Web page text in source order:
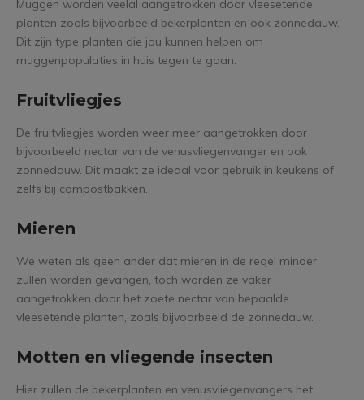
Muggen worden veelal aangetrokken door vleesetende
planten zoals bijvoorbeeld bekerplanten en ook zonnedauw.
Dit zijn type planten die jou kunnen helpen om
muggenpopulaties in huis tegen te gaan.
Fruitvliegjes
De fruitvliegjes worden weer meer aangetrokken door
bijvoorbeeld nectar van de venusvliegenvanger en ook
zonnedauw. Dit maakt ze ideaal voor gebruik in keukens of
zelfs bij compostbakken.
Mieren
We weten als geen ander dat mieren in de regel minder
zullen worden gevangen, toch worden ze vaker
aangetrokken door het zoete nectar van bepaalde
vleesetende planten, zoals bijvoorbeeld de zonnedauw.
Motten en vliegende insecten
Hier zullen de bekerplanten en venusvliegenvangers het